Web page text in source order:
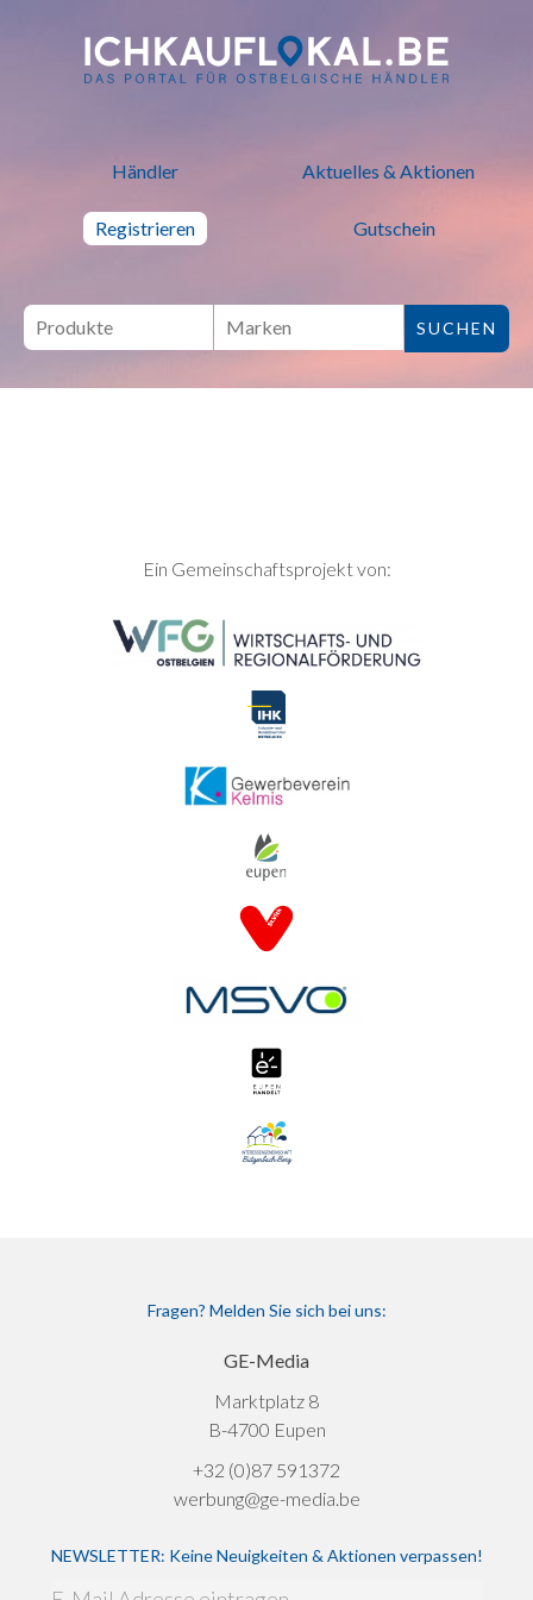
ich kauf lokal - Bei lokalen
Händler Aktuelles & Aktionen
Registrieren Gutschein
SEITENFUSSEin Gemeinschaftsprojekt von:
Fragen? Melden Sie sich bei uns:
GE-Media
Marktplatz 8
B-4700 Eupen
+32 (0)87 591372
werbung@ge-media.be
NEWSLETTER: Keine Neuigkeiten & Aktionen verpassen!